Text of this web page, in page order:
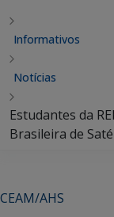
Informativos
Notícias
Estudantes da
Brasileira de
CEAM/AHS